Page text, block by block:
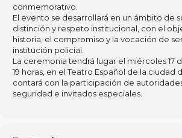
conmemorativo.
El evento se desarrollará en un ámbito de
distinción y respeto institucional, con el
historia, el compromiso y la vocación de
institución policial.
La ceremonia tendrá lugar el miércoles 17
19 horas, en el Teatro Español de la ciudad
contará con la participación de
seguridad e invitados especiales.